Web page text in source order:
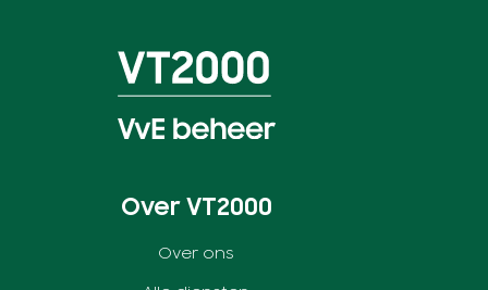
Over VT2000
Over ons